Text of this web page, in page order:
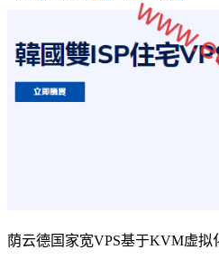
荫云德国家宽VPS基于KVM虚拟